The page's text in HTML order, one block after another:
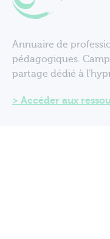
Annuaire de
pédagogiques.
partage dédié à
Accéder aux